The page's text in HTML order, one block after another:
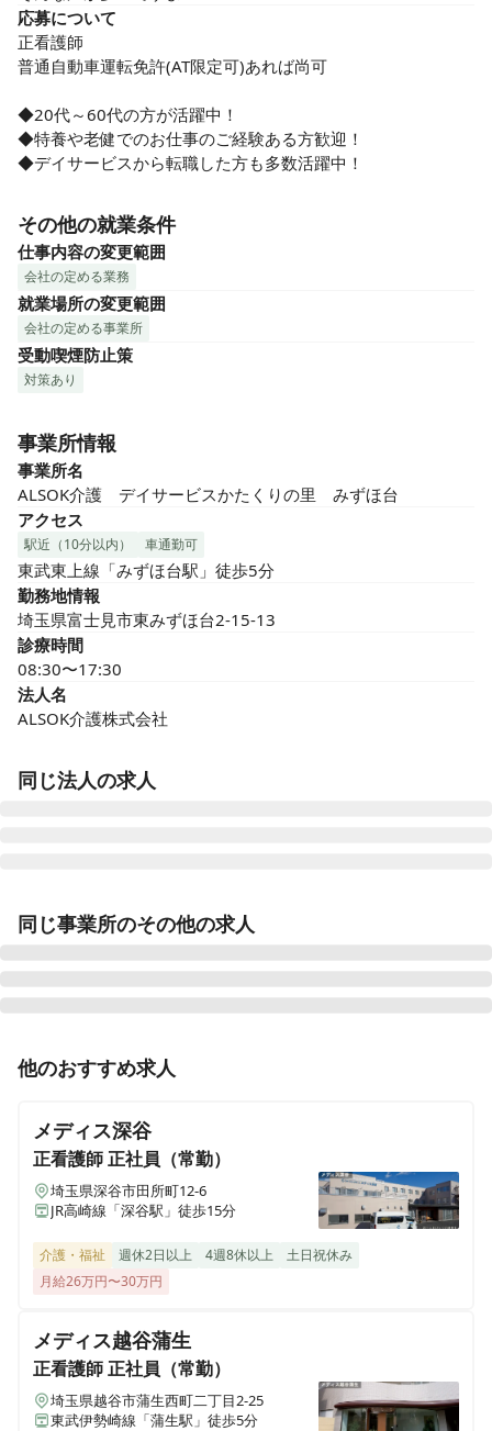
応募について
正看護師
普通自動車運転免許(AT限定可)あれば尚可
◆20代～60代の方が活躍中！
◆特養や老健でのお仕事のご経験ある方歓迎！
◆デイサービスから転職した方も多数活躍中！
その他の就業条件
仕事内容の変更範囲
会社の定める業務
就業場所の変更範囲
会社の定める事業所
受動喫煙防止策
対策あり
事業所情報
事業所名
ALSOK介護　デイサービスかたくりの里　みずほ台
アクセス
駅近（10分以内） 車通勤可
東武東上線「みずほ台駅」徒歩5分
勤務地情報
埼玉県富士見市東みずほ台2-15-13
診療時間
08:30〜17:30
法人名
ALSOK介護株式会社
同じ法人の求人
平あじさい公園
東京都小平市仲町293-5
千葉県船橋市旭町1-25-15
ALSOK介護 サービス付き高齢者向け住宅 アミカの郷流
千葉県流山市おおたかの森西1-23-3
ム） アミカの郷草加谷塚
埼玉県草加市谷塚町1943-1
ALSOK介護 さいたま訪問看護ステーション
同じ事業所のその他の求人
正看護師 正社員（常勤）
＜ALSOKの介護＞オンコールなし◎日勤のみ◎デイサー
准看護師 正社員（常勤）
＜ALSOKの介護＞オンコールなし◎日勤のみ◎デイサー
ビス・看護師
日勤・日曜定休！ブランク・介護施設未経験ＯＫ＜
ALSOKの介護＞デイサービス・看護師
他のおすすめ求人
メディス深谷
正看護師正社員（常勤）
埼玉県深谷市田所町12-6
JR高崎線「深谷駅」徒歩15分
介護・福祉 週休2日以上 4週8休以上
土日祝休み
月給26万円〜30万円
メディス越谷蒲生
正看護師正社員（常勤）
埼玉県越谷市蒲生西町二丁目2-25
東武伊勢崎線「蒲生駅」徒歩5分